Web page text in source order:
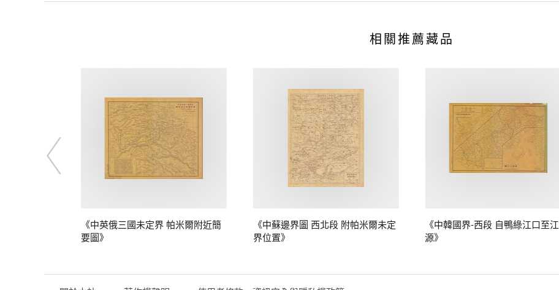
相關推薦藏品
《中英俄三國未定界 帕米爾附近簡
要圖》
《中蘇邊界圖 西北段 附帕米爾未定
界位置》
《中韓國界-西段 自鴨綠江口至江
源》